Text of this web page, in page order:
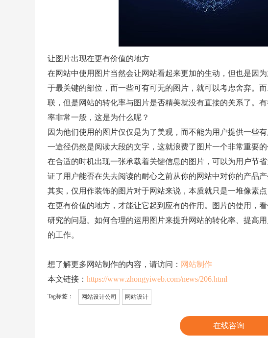
让图片出现在更有价值的地方
在网站中使用图片当然会让网站看起来更加的生动，但也是因
于最关键的部位，而一些可有可无的图片，就可以考虑舍弃。
联，但是网站的转化率与图片是否精美就没有直接的关系了。
率非常一般，这是为什么呢？
因为他们使用的图片仅仅是为了美观，而不能为用户提供一些
一途径仍然是阅读大段的文字，这就浪费了图片一个非常重要的
在合适的时机出现一张承载着关键信息的图片，可以为用户节
证了用户能否在失去阅读的耐心之前从你的网站中对你的产品产
其实，仅用作装饰的图片对于网站来说，本质就只是一堆像素
在更有价值的地方，才能让它起到应有的作用。图片的使用，
研究的问题。如何合理的运用图片来提升网站的转化率、提高
的工作。
想了解更多网站制作的内容，请访问： 网站制作
本文链接： https://www.zhongyiweb.com/news/206.html
Tag标签： 网站设计公司 网站设计
在线咨询